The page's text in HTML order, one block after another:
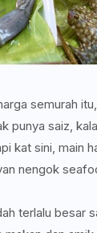
semurah
punya saiz,
kat sini, main
nengok
terlalu besar